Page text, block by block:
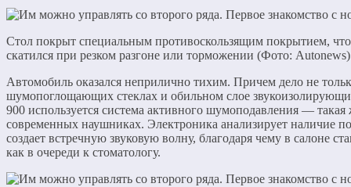
Стол покрыт специальным противоскользящим покрытием,
скатился при резком разгоне или торможении (Фото: Autonews)
Автомобиль оказался неприлично тихим. Причем дело не
шумопоглощающих стеклах и обильном слое
900 используется система активного шумоподавления — такая
современных наушниках. Электроника анализирует наличие
создает встречную звуковую волну, благодаря чему в салоне
как в очереди к стоматологу.